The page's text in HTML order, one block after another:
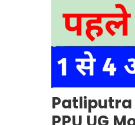
Patliputra